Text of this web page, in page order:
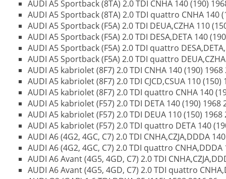
AUDI A5 Sportback (8TA) 2.0 TDI CNHA 140 (190)
AUDI A5 Sportback (8TA) 2.0 TDI quattro CNHA 140
AUDI A5 Sportback (F5A) 2.0 TDI DEUA,CZHA 110
AUDI A5 Sportback (F5A) 2.0 TDI DESA,DETA 140
AUDI A5 Sportback (F5A) 2.0 TDI quattro
AUDI A5 Sportback (F5A) 2.0 TDI quattro
AUDI A5 kabriolet (8F7) 2.0 TDI CNHA 140 (190)
AUDI A5 kabriolet (8F7) 2.0 TDI CJCD,CSUA 110
AUDI A5 kabriolet (8F7) 2.0 TDI quattro CNHA 140
AUDI A5 kabriolet (F57) 2.0 TDI DETA 140 (190) 1968
AUDI A5 kabriolet (F57) 2.0 TDI DEUA 110 (150) 1968
AUDI A5 kabriolet (F57) 2.0 TDI quattro DETA 140
AUDI A6 (4G2, 4GC, C7) 2.0 TDI CNHA,CZJA,DDDA
AUDI A6 (4G2, 4GC, C7) 2.0 TDI quattro
AUDI A6 Avant (4G5, 4GD, C7) 2.0 TDI
AUDI A6 Avant (4G5, 4GD, C7) 2.0 TDI quattro